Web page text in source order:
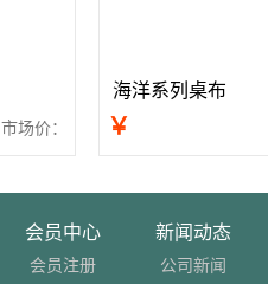
市场价：
海洋系列桌布
￥
会员中心
会员注册
新闻动态
公司新闻